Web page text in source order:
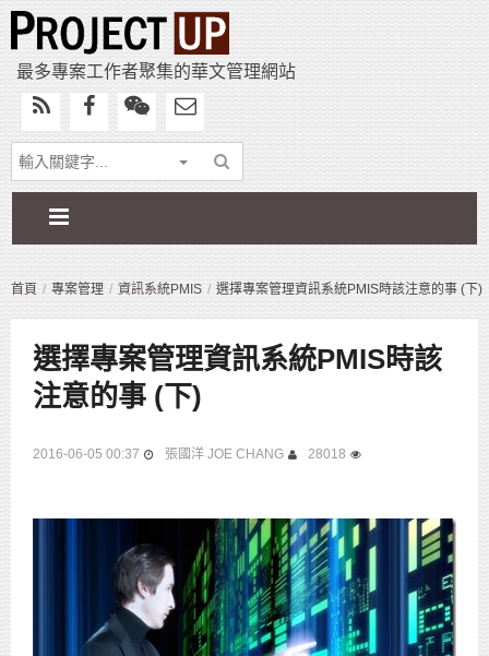
最多專案工作者聚集的華文管理網站
首頁 專案管理 資訊系統PMIS 選擇專案管理資訊系統PMIS時該注意的事 (下)
選擇專案管理資訊系統PMIS時該
注意的事 (下)
2016-06-05 00:37 張國洋 JOE CHANG 28018